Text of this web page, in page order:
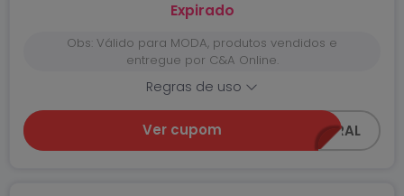
Expirado
Obs: Válido para MODA, produtos vendidos e
entregue por C&A Online.
Regras de uso
Ver cupom Z0618-GERAL